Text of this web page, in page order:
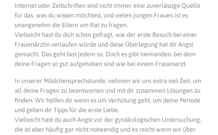
Internet oder Zeitschriften sind nicht immer eine zuverlässige Quelle
für das, was du wissen möchtest, und vielen jungen Frauen ist es
unangenehm die Eltern um Rat zu fragen.
Vielleicht hast du dich schon gefragt, wie der erste Besuch bei einer
Frauenärztin verlaufen würde und diese Überlegung hat dir Angst
gemacht. Das geht fast jedem so. Doch es gibt niemanden, bei dem
deine Fragen so gut aufgehoben sind wie bei einem Frauenarzt.
In unserer Mädchensprechstunde, nehmen wir uns extra viel Zeit, um
all deine Fragen zu beantworten und mit dir zusammen Lösungen zu
finden. Wir helfen dir wenn es um Verhütung geht, um deine Periode
und geben dir Tipps für die erste Liebe.
Vielleicht hast du auch Angst vor der gynäkologischen Untersuchung,
die ist aber häufig gar nicht notwendig und es reicht wenn wir über